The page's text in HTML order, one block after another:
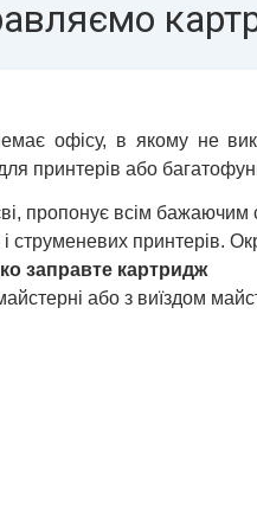
офісу, в якому не
принтерів або
пропонує всім бажаючим
струменевих принтерів.
заправте картридж
або з виїздом